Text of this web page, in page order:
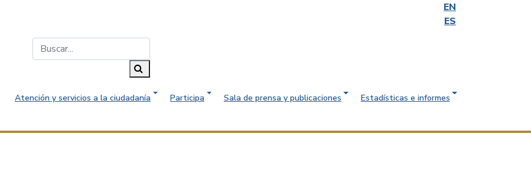
EN
ES
Atención y servicios a la ciudadanía Participa Sala de prensa y publicaciones
Estadísticas e informes